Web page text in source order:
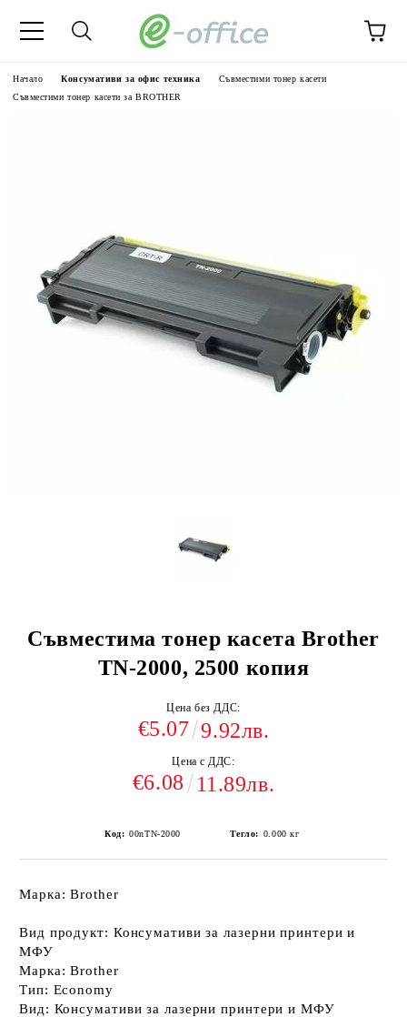
Начало Консумативи за офис техника
Съвместими тонер касети
Съвместими тонер касети за BROTHER
Съвместима тонер касета Brother
TN-2000, 2500 копия
Цена без ДДС:
€5.07 9.92лв.
Цена с ДДС:
€6.08 11.89лв.
Код: 00nTN-2000 Тегло: 0.000 кг
Марка: Brother
Вид продукт: Консумативи за лазерни принтери и
МФУ
Марка: Brother
Тип: Economy
Вид: Консумативи за лазерни принтери и МФУ